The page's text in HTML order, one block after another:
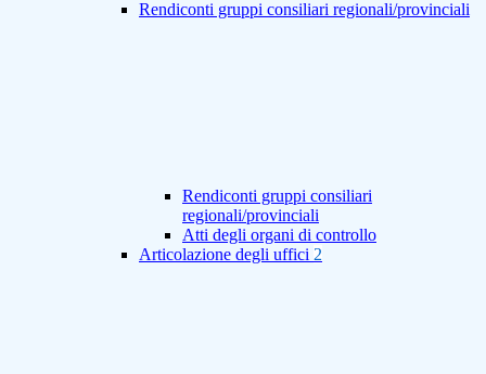
Rendiconti gruppi consiliari regionali/provinciali
Rendiconti gruppi consiliari
regionali/provinciali
Atti degli organi di controllo
Articolazione degli uffici 2